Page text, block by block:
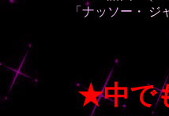
「ナッソー・
ジ
★中で